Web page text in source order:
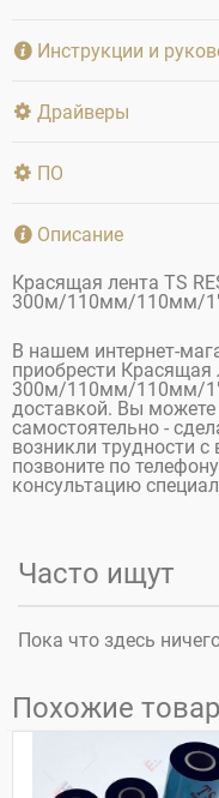
Инструкции и
Драйверы
ПО
Описание
Красящая лента TS
300м/110мм/110мм/
В нашем интернет-
приобрести Красящая
300м/110мм/110мм/1",
доставкой. Вы можете
самостоятельно -
возникли трудности
позвоните по
консультацию
Часто ищут
Пока что здесь
Похожие